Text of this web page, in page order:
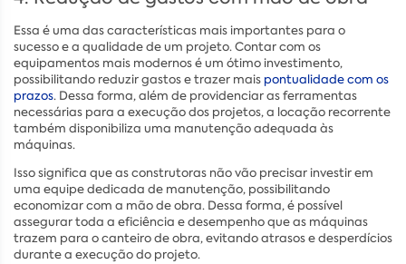
Essa é uma das características mais importantes para o
sucesso e a qualidade de um projeto. Contar com os
equipamentos mais modernos é um ótimo investimento,
possibilitando reduzir gastos e trazer mais pontualidade com os
prazos. Dessa forma, além de providenciar as ferramentas
necessárias para a execução dos projetos, a locação recorrente
também disponibiliza uma manutenção adequada às
máquinas.
Isso significa que as construtoras não vão precisar investir em
uma equipe dedicada de manutenção, possibilitando
economizar com a mão de obra. Dessa forma, é possível
assegurar toda a eficiência e desempenho que as máquinas
trazem para o canteiro de obra, evitando atrasos e desperdícios
durante a execução do projeto.